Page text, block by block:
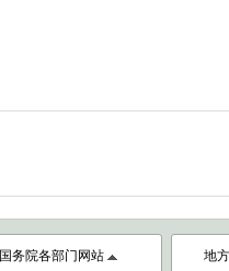
国务院各部门网站 地